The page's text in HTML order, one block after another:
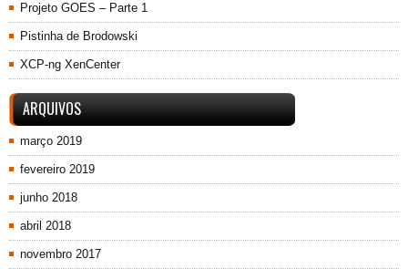
Projeto GOES – Parte 1
Pistinha de Brodowski
XCP-ng XenCenter
ARQUIVOS
março 2019
fevereiro 2019
junho 2018
abril 2018
novembro 2017